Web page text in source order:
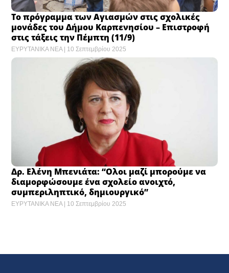
Το πρόγραμμα των Αγιασμών στις σχολικές
μονάδες του Δήμου Καρπενησίου – Επιστροφή
στις τάξεις την Πέμπτη (11/9)
ΕΥΡΥΤΑΝΙΚΑ ΝΕΑ 10 Σεπτεμβρίου 2025
Δρ. Ελένη Μπενιάτα: “Ολοι μαζί μπορούμε να
διαμορφώσουμε ένα σχολείο ανοιχτό,
συμπεριληπτικό, δημιουργικό”
ΕΥΡΥΤΑΝΙΚΑ ΝΕΑ 10 Σεπτεμβρίου 2025